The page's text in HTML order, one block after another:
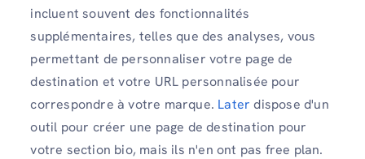
incluent souvent des fonctionnalités
supplémentaires, telles que des analyses, vous
permettant de personnaliser votre page de
destination et votre URL personnalisée pour
correspondre à votre marque. Laterdispose d'un
outil pour créer une page de destination pour
votre section bio, mais ils n'en ont pas free plan.